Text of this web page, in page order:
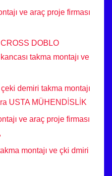
ve araç proje firması
CROSS DOBLO
takma montajı ve
demiri takma montajı
USTA MÜHENDİSLİK
ve araç proje firması
montajı ve çki dmiri